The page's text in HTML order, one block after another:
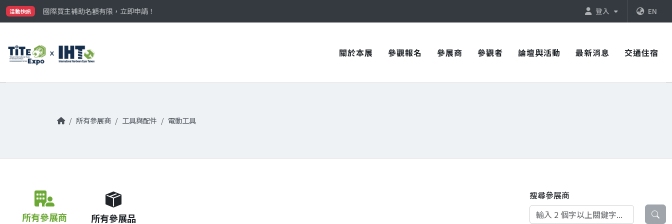
活動快訊
國際買主補助名額有限，立即申請！
參觀門票開放申請中‼️
登入 EN
關於本展 參觀報名 參展商 參觀者 論壇與活動 最新消息 交通住宿
所有參展商 工具與配件 電動工具
所有參展商 所有參展品
搜尋參展商